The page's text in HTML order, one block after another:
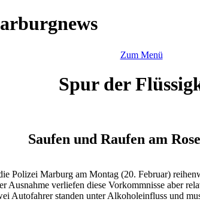
Zum Menü
Spur der
Saufen und Raufen am
Polizei Marburg am Montag (20. Februar)
Ausnahme verliefen diese Vorkommnisse aber
Autofahrer standen unter Alkoholeinfluss und